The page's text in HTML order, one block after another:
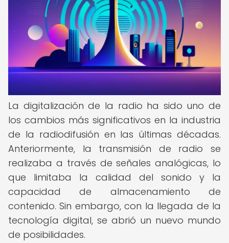
La digitalización de la radio ha sido uno de
los cambios más significativos en la industria
de la radiodifusión en las últimas décadas.
Anteriormente, la transmisión de radio se
realizaba a través de señales analógicas, lo
que limitaba la calidad del sonido y la
capacidad de almacenamiento de
contenido. Sin embargo, con la llegada de la
tecnología digital, se abrió un nuevo mundo
de posibilidades.